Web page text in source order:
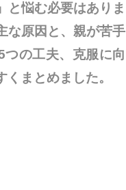
と悩む必要はありま
な原因と、親が苦手
の工夫、克服に向
まとめました。